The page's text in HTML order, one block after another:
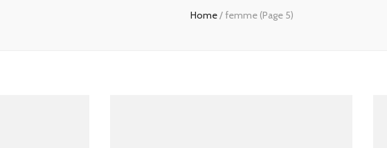
Home/femme(Page 5)